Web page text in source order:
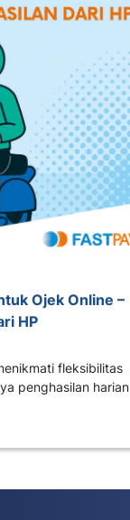
Ojek Online –
HP
fleksibilitas
penghasilan harian